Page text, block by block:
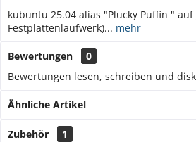
kubuntu 25.04 alias "Plucky Puffin " auf
Festplattenlaufwerk)... mehr
Bewertungen
0
Bewertungen lesen, schreiben und
Ähnliche Artikel
Zubehör 1